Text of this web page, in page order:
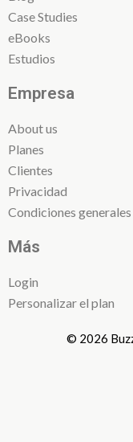
Case Studies
eBooks
Estudios
Empresa
About us
Planes
Clientes
Privacidad
Condiciones
Más
Login
Personalizar el plan
© 2026